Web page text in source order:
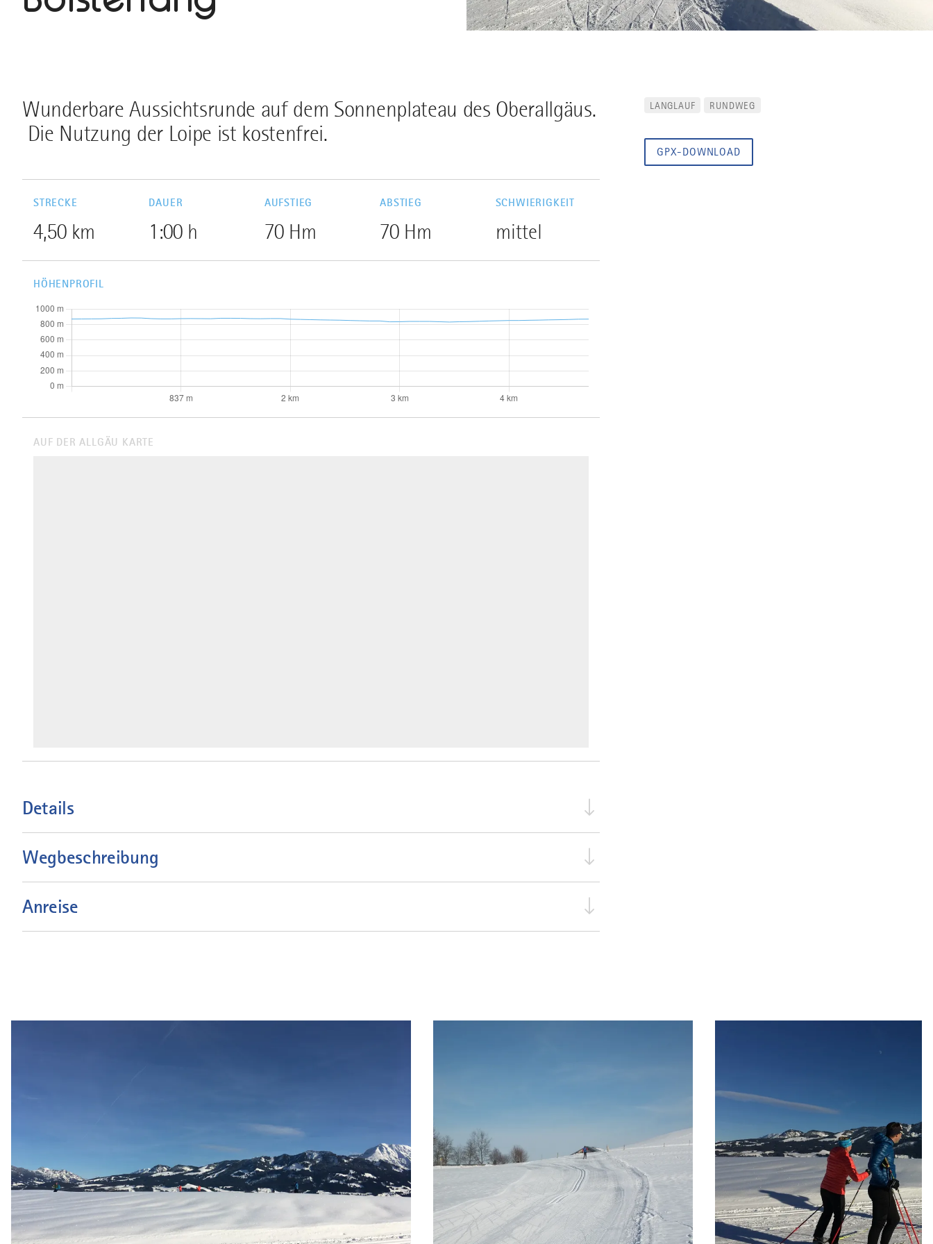
Wunderbare Aussichtsrunde auf dem Sonnenplateau des Oberallgäus.
Die Nutzung der Loipe ist kostenfrei.
STRECKE
4,50 km
DAUER
1:00 h
AUFSTIEG
70 Hm
ABSTIEG
70 Hm
SCHWIERIGKEIT
mittel
HÖHENPROFIL
AUF DER ALLGÄU KARTE
Details
Wegbeschreibung
Anreise
LANGLAUF RUNDWEG
GPX-DOWNLOAD